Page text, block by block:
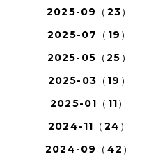
2025-09（23）
2025-07（19）
2025-05（25）
2025-03（19）
2025-01（11）
2024-11（24）
2024-09（42）